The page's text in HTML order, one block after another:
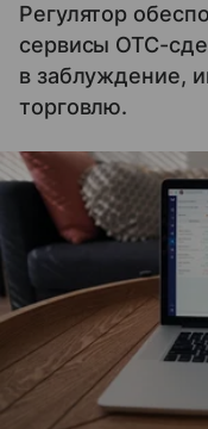
Регулятор
сервисы OTC-
в заблуждение,
торговлю.